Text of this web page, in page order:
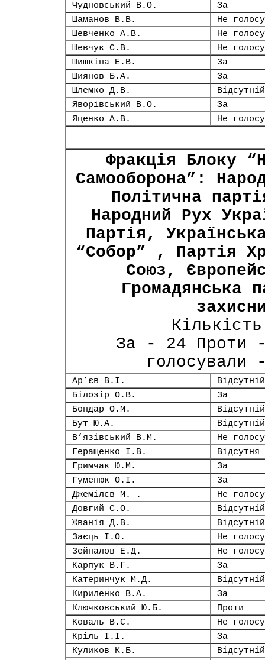
Чудновський В.О.
За
Шаманов В.В.
Не
Шевченко А.В.
Не
Шевчук С.В.
Не
Шишкіна Е.В.
За
Шиянов Б.А.
За
Шлемко Д.В.
Відсутній
Яворівський В.О.
За
Яценко А.В.
Не
Фракція Блоку
Самооборона”:
Політична
Народний Рух
Партія,
“Собор” , Партія
Союз,
Громадянська
За - 24 Проти
Ар’єв В.І.
Відсутній
Білозір О.В.
За
Бондар О.М.
Відсутній
Бут Ю.А.
Відсутній
В’язівський В.М.
Не
Геращенко І.В.
Відсутня
Гримчак Ю.М.
За
Гуменюк О.І.
За
Джемілєв М. .
Не
Довгий С.О.
Відсутній
Жванія Д.В.
Відсутній
Заєць І.О.
Не
Зейналов Е.Д.
Не
Карпук В.Г.
За
Катеринчук М.Д.
Відсутній
Кириленко В.А.
За
Ключковський Ю.Б.
Проти
Коваль В.С.
Не
Кріль І.І.
За
Куликов К.Б.
Відсутній